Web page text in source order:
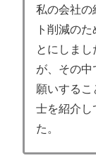
私の会社の
ト削減の
とにしま
が、その中
願いするこ
士を紹介し
た。